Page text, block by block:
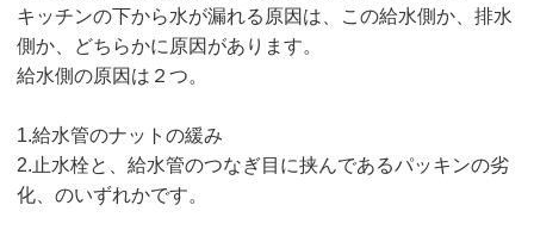
キッチンの下から水が漏れる原因は、この給水側か、排水
側か、どちらかに原因があります。
給水側の原因は２つ。
1.給水管のナットの緩み
2.止水栓と、給水管のつなぎ目に挟んであるパッキンの劣
化、のいずれかです。